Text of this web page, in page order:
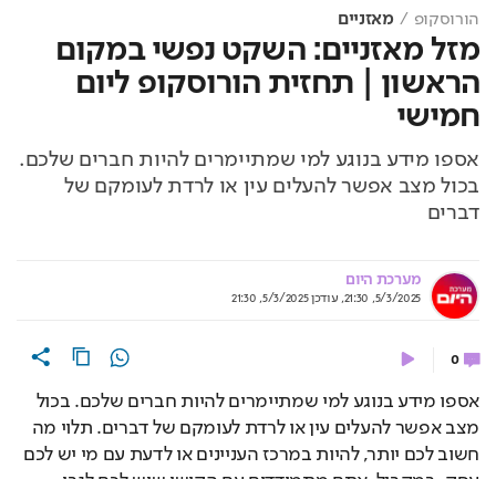
הורוסקופ מאזניים
מזל מאזניים: השקט נפשי במקום
הראשון | תחזית הורוסקופ ליום
חמישי
אספו מידע בנוגע למי שמתיימרים להיות חברים שלכם.
בכול מצב אפשר להעלים עין או לרדת לעומקם של
דברים
מערכת היום
5/3/2025, 21:30
, עודכן5/3/2025, 21:30
0